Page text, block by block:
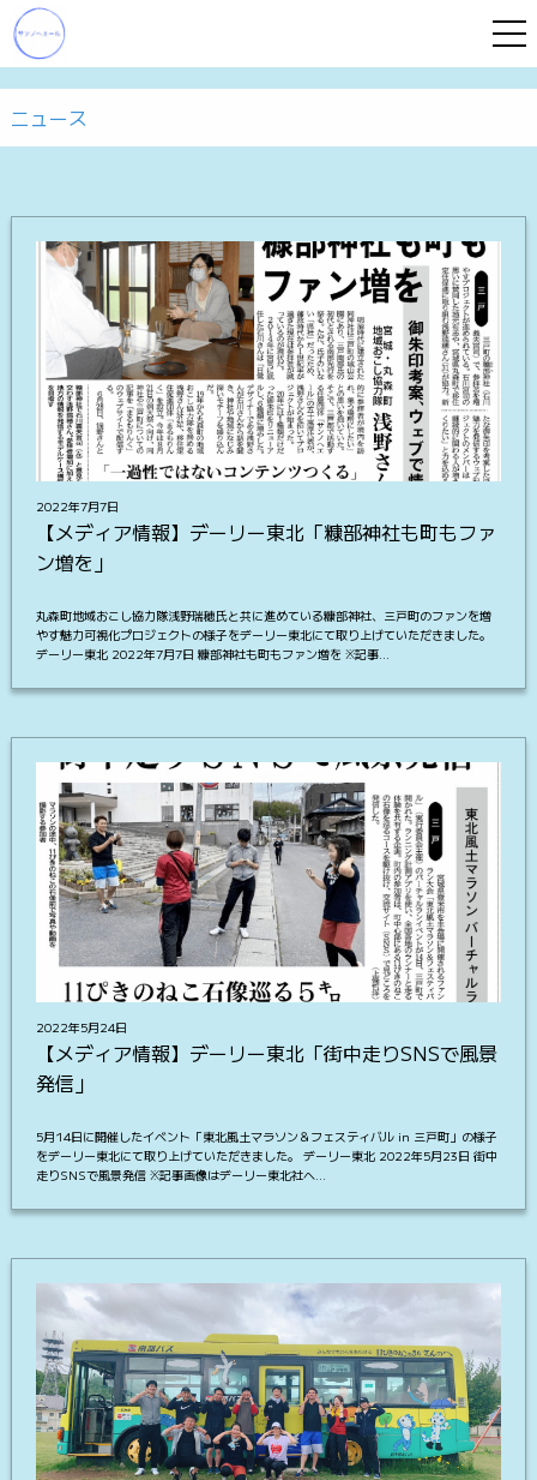
ニュース
2022年7月7日
【メディア情報】デーリー東北「糠部神社も町もファ
ン増を」
丸森町地域おこし協力隊浅野瑞穂氏と共に進めている糠部神社、三戸町のファンを増
やす魅力可視化プロジェクトの様子をデーリー東北にて取り上げていただきました。
デーリー東北 2022年7月7日 糠部神社も町もファン増を ※記事…
2022年5月24日
【メディア情報】デーリー東北「街中走りSNSで風景
発信」
5月14日に開催したイベント「東北風土マラソン＆フェスティバル in 三戸町」の様子
をデーリー東北にて取り上げていただきました。 デーリー東北 2022年5月23日 街中
走りSNSで風景発信 ※記事画像はデーリー東北社へ…